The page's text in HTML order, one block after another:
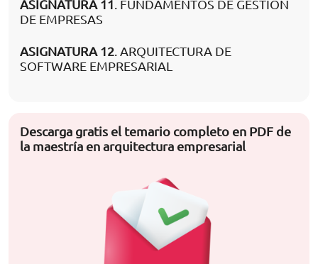
ASIGNATURA 11. FUNDAMENTOS DE GESTIÓN
DE EMPRESAS
ASIGNATURA 12. ARQUITECTURA DE
SOFTWARE EMPRESARIAL
Descarga gratis el temario completo en PDF de
la maestría en arquitectura empresarial